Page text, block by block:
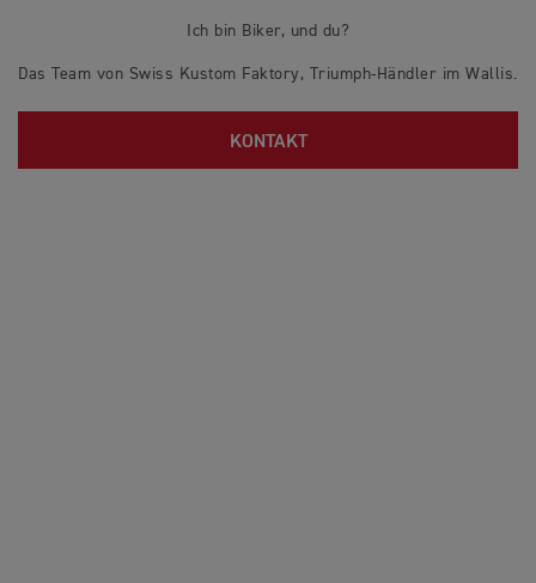
Ich bin Biker, und du?
Das Team von Swiss Kustom Faktory, Triumph-Händler im Wallis.
KONTAKT